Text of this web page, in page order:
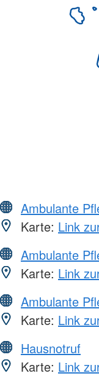
Ambulante
Karte: Link
Ambulante
Karte: Link
Ambulante
Karte: Link
Hausnotruf
Karte: Link